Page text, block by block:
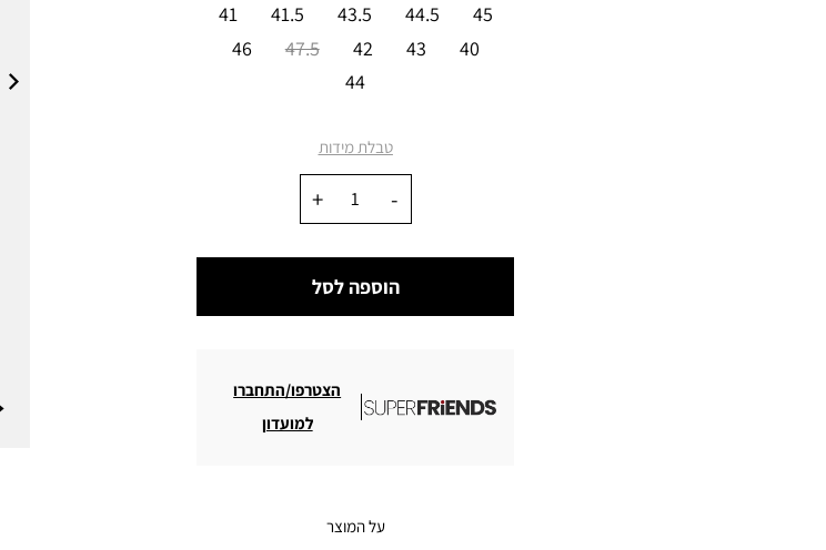
41 41.5 43.5 44.5
45
46
47.5 42 43
40
44
טבלת מידות
הוספה לסל
הצטרפו/התחברו
למועדון
על המוצר